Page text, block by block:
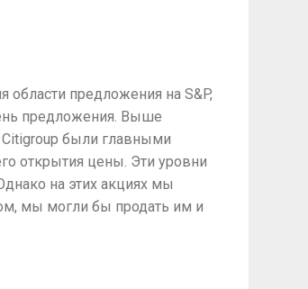
области предложения на S&P,
предложения. Выше
Citigroup были главными
открытия цены. Эти уровни
на этих акциях мы
мы могли бы продать им и